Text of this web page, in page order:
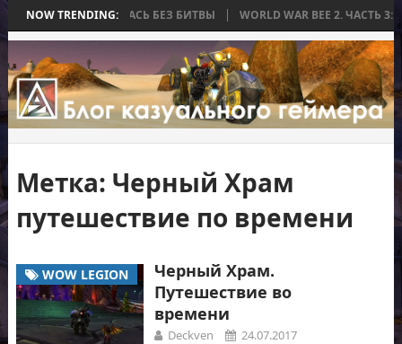
NOW TRENDING:
КОТОРАЯ ЗАКОНЧИЛАСЬ БЕЗ БИТВЫ WORLD WAR BEE 2. ЧАСТЬ
Метка: Черный Храм
путешествие по времени
WOW LEGION
Черный Храм.
Путешествие во
времени
Deckven 24.07.2017